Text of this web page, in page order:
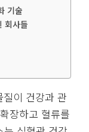
기술
회사들
질이 건강과 관
장하고 혈류를